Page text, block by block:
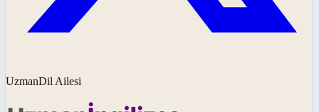
UzmanDil Ailesi